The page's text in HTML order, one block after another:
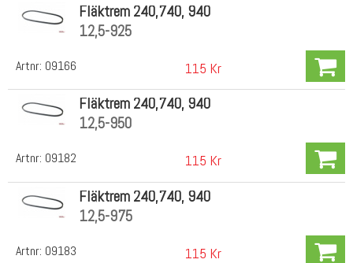
Artnr: 09166
Fläktrem 240,740, 940
12,5-925
115 Kr
Artnr: 09182
Fläktrem 240,740, 940
12,5-950
115 Kr
Artnr: 09183
Fläktrem 240,740, 940
12,5-975
115 Kr